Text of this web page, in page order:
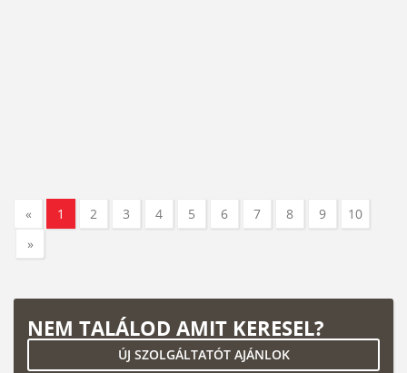
« 1 2 3 4 5 6 7 8 9
10
»
NEM TALÁLOD AMIT KERESEL?
ÚJ SZOLGÁLTATÓT AJÁNLOK